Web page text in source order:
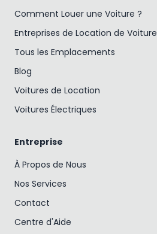
Comment Louer une Voiture ?
Entreprises de Location de Voiture
Tous les Emplacements
Blog
Voitures de Location
Voitures Électriques
Entreprise
À Propos de Nous
Nos Services
Contact
Centre d'Aide